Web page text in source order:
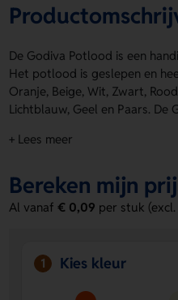
De Godiva Potlood is een
Het potlood is geslepen en
Oranje, Beige, Wit, Zwart,
Lichtblauw, Geel en Paars. De
drukposities Rechtshandig en
Voordelen van de
Ruimte voor jouw
eigen ontwerp
Linkshandig.
+ Lees meer
Bereken mijn
Al vanaf€ 0,09 per stuk (excl.
1 Kies kleur